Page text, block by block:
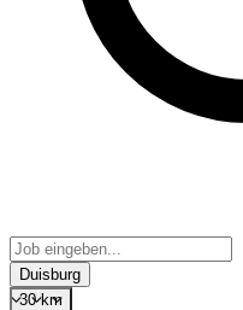
Duisburg
30 km